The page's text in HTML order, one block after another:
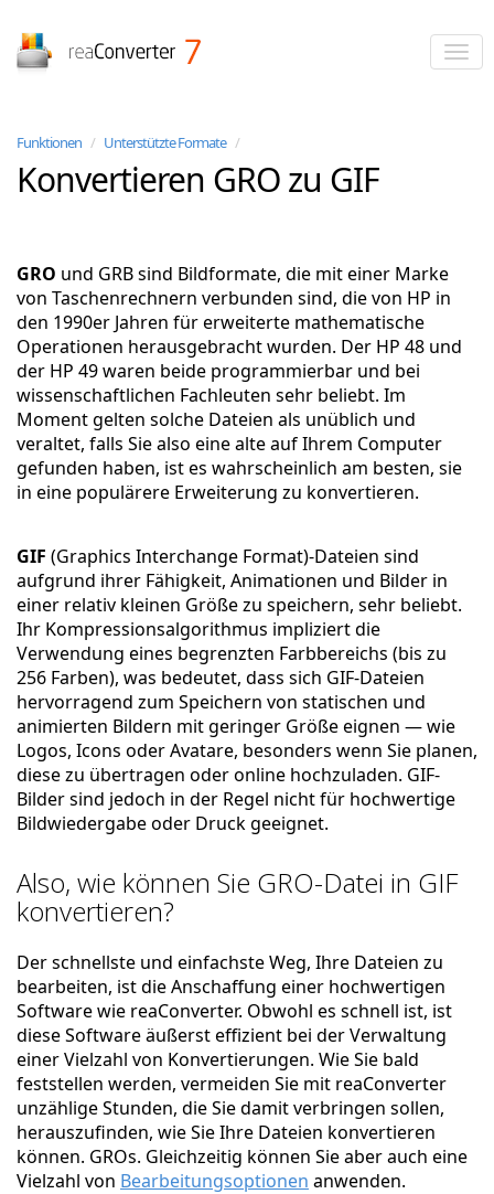
Funktionen / Unterstützte Formate /
Konvertieren GRO zu GIF
GRO und GRB sind Bildformate, die mit einer Marke
von Taschenrechnern verbunden sind, die von HP in
den 1990er Jahren für erweiterte mathematische
Operationen herausgebracht wurden. Der HP 48 und
der HP 49 waren beide programmierbar und bei
wissenschaftlichen Fachleuten sehr beliebt. Im
Moment gelten solche Dateien als unüblich und
veraltet, falls Sie also eine alte auf Ihrem Computer
gefunden haben, ist es wahrscheinlich am besten, sie
in eine populärere Erweiterung zu konvertieren.
GIF (Graphics Interchange Format)-Dateien sind
aufgrund ihrer Fähigkeit, Animationen und Bilder in
einer relativ kleinen Größe zu speichern, sehr beliebt.
Ihr Kompressionsalgorithmus impliziert die
Verwendung eines begrenzten Farbbereichs (bis zu
256 Farben), was bedeutet, dass sich GIF-Dateien
hervorragend zum Speichern von statischen und
animierten Bildern mit geringer Größe eignen — wie
Logos, Icons oder Avatare, besonders wenn Sie planen,
diese zu übertragen oder online hochzuladen. GIF-
Bilder sind jedoch in der Regel nicht für hochwertige
Bildwiedergabe oder Druck geeignet.
Also, wie können Sie GRO-Datei in GIF
konvertieren?
Der schnellste und einfachste Weg, Ihre Dateien zu
bearbeiten, ist die Anschaffung einer hochwertigen
Software wie reaConverter. Obwohl es schnell ist, ist
diese Software äußerst effizient bei der Verwaltung
einer Vielzahl von Konvertierungen. Wie Sie bald
feststellen werden, vermeiden Sie mit reaConverter
unzählige Stunden, die Sie damit verbringen sollen,
herauszufinden, wie Sie Ihre Dateien konvertieren
können. GROs. Gleichzeitig können Sie aber auch eine
Vielzahl von Bearbeitungsoptionen anwenden.